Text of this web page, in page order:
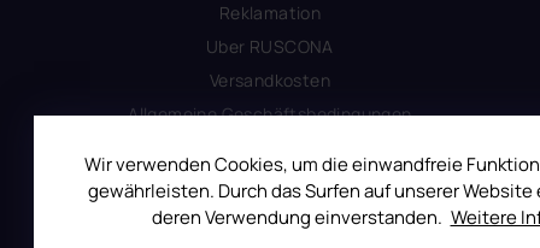
Wir verwenden Cookies, um die einwandfreie
gewährleisten. Durch das Surfen auf unserer Website
deren Verwendung einverstanden. Weitere
Reklamation
Uber RUSCONA
Versandkosten
Allgemeine Geschäftsbedingungen
Impressum
Produktsicherheit